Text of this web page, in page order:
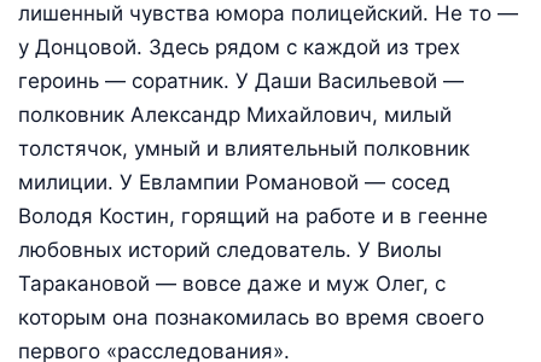
лишенный чувства юмора полицейский. Не то —
у Донцовой. Здесь рядом с каждой из трех
героинь — соратник. У Даши Васильевой —
полковник Александр Михайлович, милый
толстячок, умный и влиятельный полковник
милиции. У Евлампии Романовой — сосед
Володя Костин, горящий на работе и в геенне
любовных историй следователь. У Виолы
Таракановой — вовсе даже и муж Олег, с
которым она познакомилась во время своего
первого «расследования».